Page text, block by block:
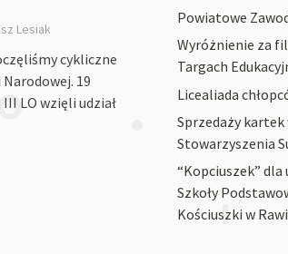
Lesiak
cykliczne
19
LO wzięli udział
Powiatowe
Wyróżnienie za
Targach
Licealiada
Sprzedaży
Stowarzyszenia
“Kopciuszek”
Szkoły
Kościuszki w